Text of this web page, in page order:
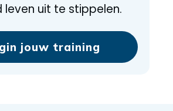
leven uit te stippelen.
jouw training